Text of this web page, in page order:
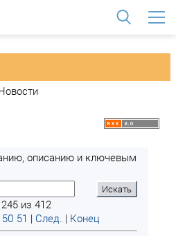
описанию и ключевым
из 412
50 51 | След. | Конец